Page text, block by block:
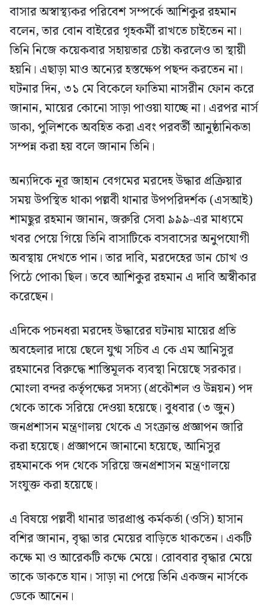
বাসার অস্বাস্থ্যকর পরিবেশ সম্পর্কে আশিকুর রহমান
বলেন, তার বোন বাইরের গৃহকর্মী রাখতে চাইতেন না।
তিনি নিজে কয়েকবার সহায়তার চেষ্টা করলেও তা স্থায়ী
হয়নি। এছাড়া মাও অন্যের হস্তক্ষেপ পছন্দ করতেন না।
ঘটনার দিন, ৩১ মে বিকেলে ফাতিমা নাসরীন ফোন করে
জানান, মায়ের কোনো সাড়া পাওয়া যাচ্ছে না। এরপর নার্স
ডাকা, পুলিশকে অবহিত করা এবং পরবর্তী আনুষ্ঠানিকতা
সম্পন্ন করা হয় বলে জানান তিনি।
অন্যদিকে নূর জাহান বেগমের মরদেহ উদ্ধার প্রক্রিয়ার
সময় উপস্থিত থাকা পল্লবী থানার উপপরিদর্শক (এসআই)
শামছুর রহমান জানান, জরুরি সেবা ৯৯৯-এর মাধ্যমে
খবর পেয়ে গিয়ে তিনি বাসাটিকে বসবাসের অনুপযোগী
অবস্থায় দেখতে পান। তার দাবি, মরদেহের ডান চোখ ও
পিঠে পোকা ছিল। তবে আশিকুর রহমান এ দাবি অস্বীকার
করেছেন।
এদিকে পচনধরা মরদেহ উদ্ধারের ঘটনায় মায়ের প্রতি
অবহেলার দায়ে ছেলে যুগ্ম সচিব এ কে এম আনিসুর
রহমানের বিরুদ্ধে শাস্তিমূলক ব্যবস্থা নিয়েছে সরকার।
মোংলা বন্দর কর্তৃপক্ষের সদস্য (প্রকৌশল ও উন্নয়ন) পদ
থেকে তাকে সরিয়ে দেওয়া হয়েছে। বুধবার (৩ জুন)
জনপ্রশাসন মন্ত্রণালয় থেকে এ সংক্রান্ত প্রজ্ঞাপন জারি
করা হয়েছে। প্রজ্ঞাপনে জানানো হয়েছে, আনিসুর
রহমানকে পদ থেকে সরিয়ে জনপ্রশাসন মন্ত্রণালয়ে
সংযুক্ত করা হয়েছে।
এ বিষয়ে পল্লবী থানার ভারপ্রাপ্ত কর্মকর্তা (ওসি) হাসান
বশির জানান, বৃদ্ধা তার মেয়ের বাড়িতে থাকতেন। একটি
কক্ষে মা ও আরেকটি কক্ষে মেয়ে। রোববার বৃদ্ধার মেয়ে
তাকে ডাকতে যান। সাড়া না পেয়ে তিনি একজন নার্সকে
ডেকে আনেন।